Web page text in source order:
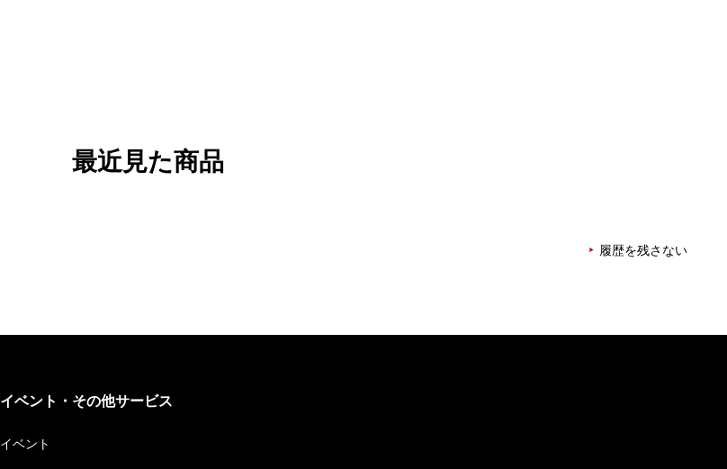
最近見た商品
履歴を残さない
イベント・その他サービス
イベント